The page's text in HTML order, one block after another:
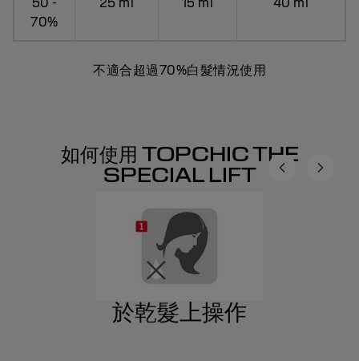
70%
不適合超過70%白髮情況使用
如何使用 TOPCHIC THE
SPECIAL LIFT
於乾髮上操作